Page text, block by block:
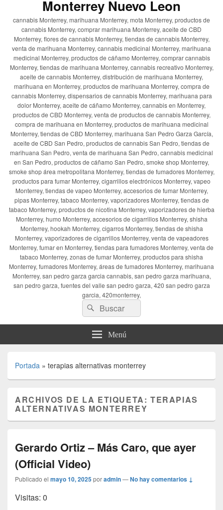
Monterrey Nuevo Leon
cannabis Monterrey, marihuana Monterrey, mota Monterrey, productos de
cannabis Monterrey, comprar marihuana Monterrey, aceite de CBD
Monterrey, flores de cannabis Monterrey, tiendas de cannabis Monterrey,
venta de marihuana Monterrey, cannabis medicinal Monterrey, marihuana
medicinal Monterrey, productos de cáñamo Monterrey, comprar cannabis
Monterrey, tiendas de marihuana Monterrey, cannabis recreativo Monterrey,
aceite de cannabis Monterrey, distribución de marihuana Monterrey,
marihuana en Monterrey, productos de marihuana Monterrey, compra de
cannabis Monterrey, dispensarios de cannabis Monterrey, marihuana para
dolor Monterrey, aceite de cáñamo Monterrey, cannabis en Monterrey,
productos de CBD Monterrey, venta de productos de cannabis Monterrey,
compra de marihuana en Monterrey, productos de marihuana medicinal
Monterrey, tiendas de CBD Monterrey, marihuana San Pedro Garza García,
aceite de CBD San Pedro, productos de cannabis San Pedro, tiendas de
marihuana San Pedro, venta de marihuana San Pedro, cannabis medicinal
en San Pedro, productos de cáñamo San Pedro, smoke shop Monterrey,
smoke shop área metropolitana Monterrey, tiendas de fumadores Monterrey,
productos para fumar Monterrey, cigarrillos electrónicos Monterrey, vapeo
Monterrey, tiendas de vapeo Monterrey, accesorios de fumar Monterrey,
pipas Monterrey, tabaco Monterrey, vaporizadores Monterrey, tiendas de
tabaco Monterrey, productos de nicotina Monterrey, vaporizadores de hierba
Monterrey, humo Monterrey, accesorios de cigarrillos Monterrey, shisha
Monterrey, hookah Monterrey, cigarros Monterrey, tiendas de shisha
Monterrey, vaporizadores de cigarrillos Monterrey, venta de vapeadores
Monterrey, fumar en Monterrey, tiendas para fumadores Monterrey, venta de
tabaco Monterrey, zonas de fumar Monterrey, productos para shisha
Monterrey, fumadores Monterrey, áreas de fumadores Monterrey, marihuana
Monterrey, san pedro garza garcia cannabis, san pedro garza marihuana,
san pedro garza, fuentes del valle san pedro garza, 420 san pedro garza
garcia, 420monterrey,
Buscar
por:
Buscar
Menú
Portada » terapias alternativas monterrey
ARCHIVOS DE LA ETIQUETA:TERAPIAS
ALTERNATIVAS MONTERREY
Gerardo Ortiz – Más Caro, que ayer
(Official Video)
Publicado el mayo 10, 2025poradmin—No hay comentarios ↓
Visitas: 0